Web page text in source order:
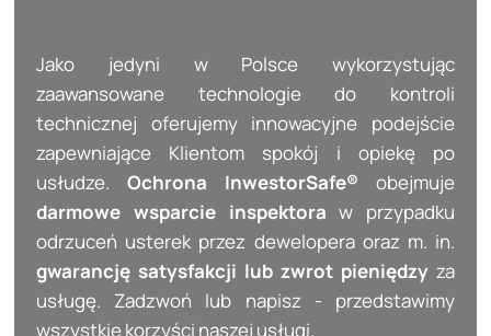
Jako jedyni w Polsce wykorzystując
zaawansowane technologie do kontroli
technicznej oferujemy innowacyjne podejście
zapewniające Klientom spokój i opiekę po
usłudze. Ochrona InwestorSafe® obejmuje
darmowe wsparcie inspektora w przypadku
odrzuceń usterek przez dewelopera oraz m. in.
gwarancję satysfakcji lub zwrot pieniędzy za
usługę. Zadzwoń lub napisz - przedstawimy
wszystkie korzyści naszej usługi.